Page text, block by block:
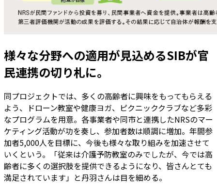
様々な分野への適用が見込めるSIBが官
民連携の切り札に。
同プロジェクトでは、多くの高齢者に興味をもってもらえる
よう、ドローン教室や健康ヨガ、ピクニッククラブなど多彩
なプログラムを用意。各事業者や同市と連携したNRSのマー
ケティング活動が功を奏し、参加者数は順調に増加。年間参
加者5,000人を目標に、今後も様々な取り組みを加速させて
いくという。「従来は介護予防教室のみでしたが、今では高
齢者に多くの選択肢を提供できるようになり、皆さんとても
満足されています」と丹羽さんは目を細める。